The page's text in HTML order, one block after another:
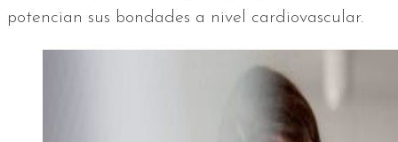
potencian sus bondades a nivel cardiovascular.